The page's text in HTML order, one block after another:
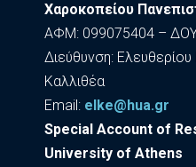
Χαροκοπείου
ΑΦΜ: 099075404 –
Διεύθυνση:
Καλλιθέα
Εmail: elke@hua.gr
Special Account of
University of Athens